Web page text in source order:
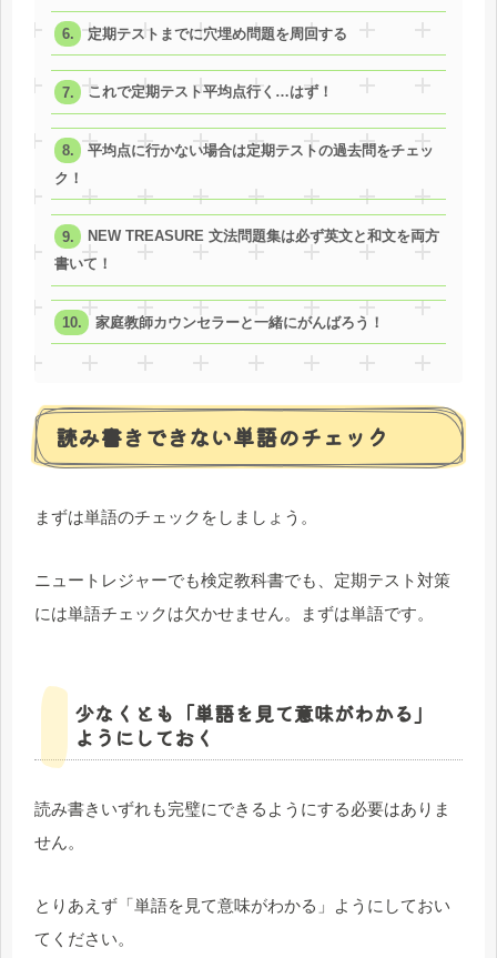
定期テストまでに穴埋め問題を周回する
これで定期テスト平均点行く…はず！
平均点に行かない場合は定期テストの過去問をチェッ
ク！
NEW TREASURE 文法問題集は必ず英文と和文を両方
書いて！
家庭教師カウンセラーと一緒にがんばろう！
読み書きできない単語のチェック
まずは単語のチェックをしましょう。
ニュートレジャーでも検定教科書でも、定期テスト対策
には単語チェックは欠かせません。まずは単語です。
少なくとも「単語を見て意味がわかる」
ようにしておく
読み書きいずれも完璧にできるようにする必要はありま
せん。
とりあえず「単語を見て意味がわかる」ようにしておい
てください。